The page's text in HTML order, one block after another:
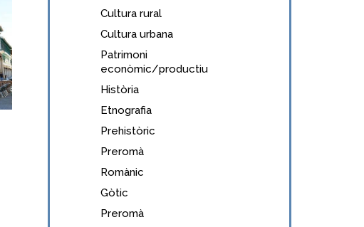
Cultura rural
Cultura urbana
Patrimoni
econòmic/productiu
Història
Etnografia
Prehistòric
Preromà
Romànic
Gòtic
Preromà